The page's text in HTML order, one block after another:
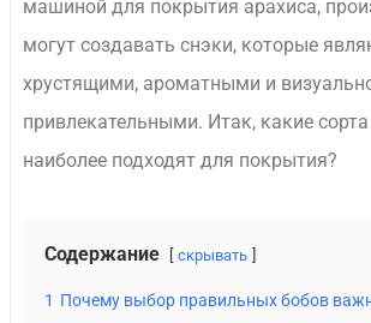
машиной для покрытия арахиса,
могут создавать снэки, которые
хрустящими, ароматными и
привлекательными. Итак, какие
наиболее подходят для покрытия?
Содержание скрывать
1 Почему выбор правильных бобов